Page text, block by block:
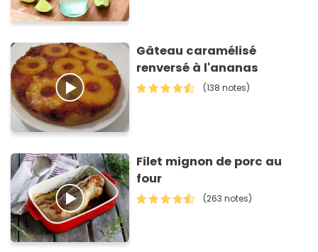
Gâteau caramélisé
renversé à l'ananas
(138 notes)
Filet mignon de porc au
four
(263 notes)